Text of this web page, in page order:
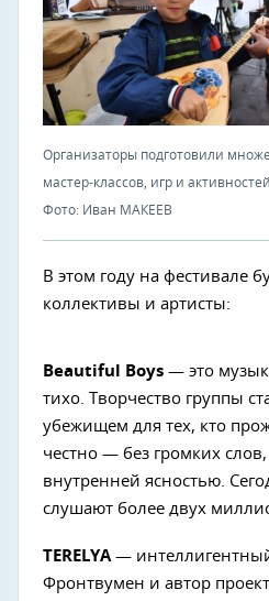
Организаторы подготовили
мастер-классов, игр и активностей.
Фото: Иван МАКЕЕВ
В этом году на фестивале
коллективы и артисты:
Beautiful Boys — это
тихо. Творчество группы
убежищем для тех, кто
честно — без громких
внутренней ясностью.
слушают более двух
TERELYA —
Фронтвумен и автор